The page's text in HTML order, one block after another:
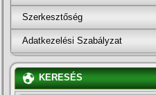
Szerkesztőség
Adatkezelési Szabályzat
KERESÉS